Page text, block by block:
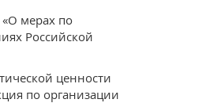
«О мерах по
Российской
ценности
по организации